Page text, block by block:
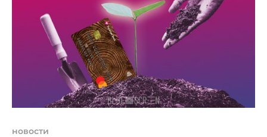
период с аналогичным периодом в
новости